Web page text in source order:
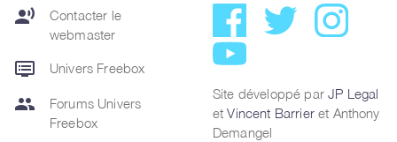
record_voice_over
Contacter le
webmaster
dvr Univers Freebox
group
Forums Univers
Freebox
Site développé parJP Legal
etVincent Barrieret Anthony
Demangel